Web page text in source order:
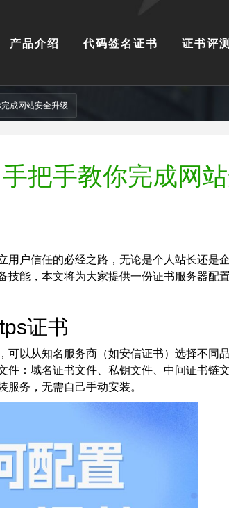
产品介绍 代码签名证书 证书评测
成网站安全升级
把手教你完成网
用户信任的必经之路，无论是个人站长还是
技能，本文将为大家提供一份证书服务器配
证书
可以从知名服务商（如安信证书）选择不同
件：域名证书文件、私钥文件、中间证书链
务，无需自己手动安装。